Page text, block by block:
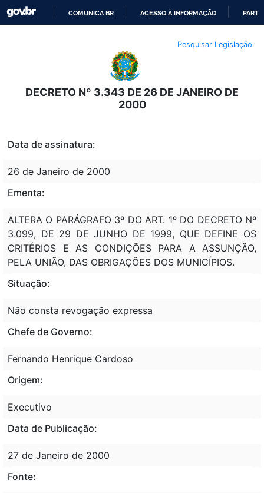
O
CONTEÚDO
COMUNICA BR ACESSO À INFORMAÇÃO
Pesquisar Legislação
DECRETO Nº 3.343 DE 26 DE JANEIRO DE
2000
Data de assinatura:
26 de Janeiro de 2000
Ementa:
ALTERA O PARÁGRAFO 3º DO ART. 1º DO DECRETO Nº
3.099, DE 29 DE JUNHO DE 1999, QUE DEFINE OS
CRITÉRIOS E AS CONDIÇÕES PARA A ASSUNÇÃO,
PELA UNIÃO, DAS OBRIGAÇÕES DOS MUNICÍPIOS.
Situação:
Não consta revogação expressa
Chefe de Governo:
Fernando Henrique Cardoso
Origem:
Executivo
Data de Publicação:
27 de Janeiro de 2000
Fonte: